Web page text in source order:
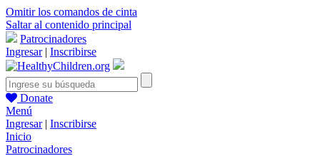
Omitir los comandos de cinta
Saltar al contenido principal
Patrocinadores
Ingresar| Inscribirse
Donate
Menú
Ingresar| Inscribirse
Inicio
Patrocinadores